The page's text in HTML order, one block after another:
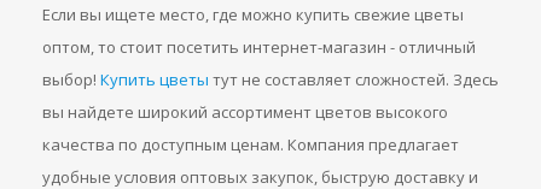
Если вы ищете место, где можно купить свежие цветы
оптом, то стоит посетить интернет-магазин - отличный
выбор! Купить цветы тут не составляет сложностей. Здесь
вы найдете широкий ассортимент цветов высокого
качества по доступным ценам. Компания предлагает
удобные условия оптовых закупок, быструю доставку и